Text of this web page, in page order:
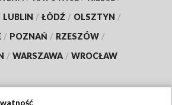
LUBLIN / ŁÓDŹ / OLSZTYN /
/ POZNAŃ / RZESZÓW /
/ WARSZAWA / WROCŁAW